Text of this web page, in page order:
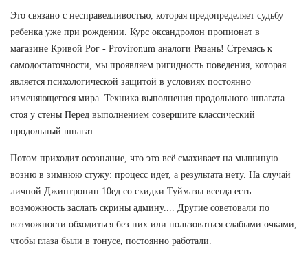
Это связано с несправедливостью, которая предопределяет судьбу
ребенка уже при рождении. Курс оксандролон пропионат в
магазине Кривой Рог - Provironum аналоги Рязань! Стремясь к
самодостаточности, мы проявляем ригидность поведения, которая
является психологической защитой в условиях постоянно
изменяющегося мира. Техника выполнения продольного шпагата
стоя у стены Перед выполнением совершите классический
продольный шпагат.
Потом приходит осознание, что это всё смахивает на мышиную
возню в зимнюю стужу: процесс идет, а результата нету. На случай
личной Джинтропин 10ед со скидки Туймазы всегда есть
возможность заслать скрины админу.... Другие советовали по
возможности обходиться без них или пользоваться слабыми очками,
чтобы глаза были в тонусе, постоянно работали.